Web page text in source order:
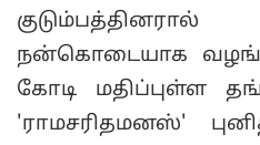
நன்கொடையாக
கோடி மதிப்புள்ள
'ராமசரிதமனஸ்'